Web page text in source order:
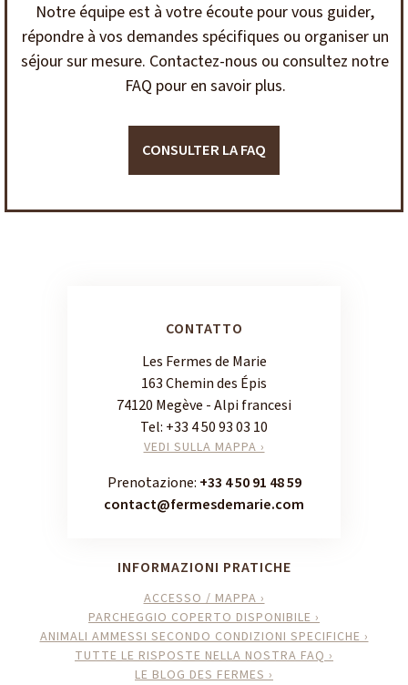
Notre équipe est à votre écoute pour vous guider,
répondre à vos demandes spécifiques ou organiser un
séjour sur mesure. Contactez-nous ou consultez notre
FAQ pour en savoir plus.
CONSULTER LA FAQ
CONTATTO
Les Fermes de Marie
163 Chemin des Épis
74120 Megève - Alpi francesi
Tel: +33 4 50 93 03 10
VEDI SULLA MAPPA ›
Prenotazione: +33 4 50 91 48 59
contact@fermesdemarie.com
INFORMAZIONI PRATICHE
ACCESSO / MAPPA ›
PARCHEGGIO COPERTO DISPONIBILE ›
ANIMALI AMMESSI SECONDO CONDIZIONI SPECIFICHE ›
TUTTE LE RISPOSTE NELLA NOSTRA FAQ ›
LE BLOG DES FERMES ›